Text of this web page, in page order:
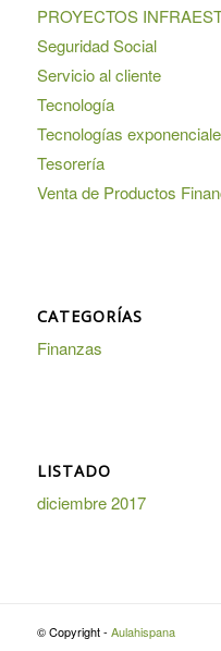
PROYECTOS
Seguridad Social
Servicio al cliente
Tecnología
Tecnologías
Tesorería
Venta de Productos
CATEGORÍAS
Finanzas
LISTADO
diciembre 2017
© Copyright - Aulahispana